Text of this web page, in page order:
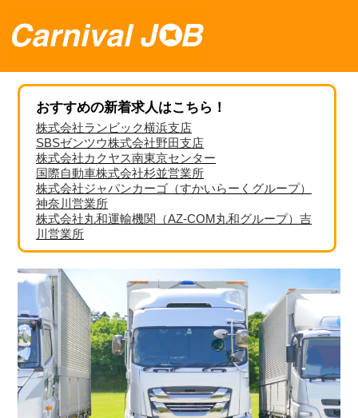
おすすめの新着求人はこちら！
株式会社ランビック横浜支店
SBSゼンツウ株式会社野田支店
株式会社カクヤス南東京センター
国際自動車株式会社杉並営業所
株式会社ジャパンカーゴ（すかいらーくグループ）
神奈川営業所
株式会社丸和運輸機関（AZ-COM丸和グループ）吉
川営業所